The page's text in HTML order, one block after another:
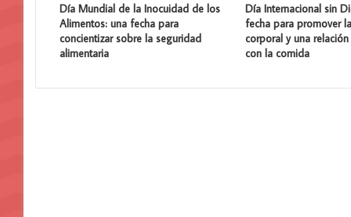
Día Mundial de la Inocuidad de los
Alimentos: una fecha para
concientizar sobre la seguridad
alimentaria
Día Internacional sin
fecha para promover
corporal y una
con la comida